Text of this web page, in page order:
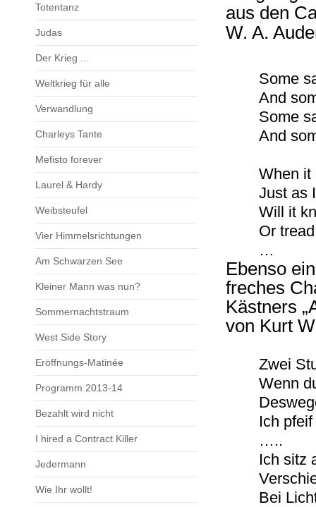
Totentanz
Judas
Der Krieg ...
Weltkrieg für alle
Verwandlung
Charleys Tante
Mefisto forever
Laurel & Hardy
Weibsteufel
Vier Himmelsrichtungen
Am Schwarzen See
Kleiner Mann was nun?
Sommernachtstraum
West Side Story
Eröffnungs-Matinée
Programm 2013-14
Bezahlt wird nicht
I hired a Contract Killer
Jedermann
Wie Ihr wollt!
aus den
W. A.
Some
And
Some
And
When it
Just as
Will it
Or
…
Ebenso
freches
Kästners
von Kurt
Zwei
Wenn
Ich
…..
Ich sitz
Bei